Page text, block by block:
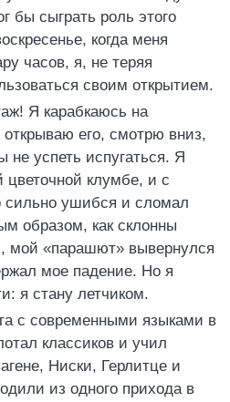
бы сыграть роль этого
когда меня
часов, я, не теряя
своим открытием.
Я карабкаюсь на
открываю его, смотрю вниз,
успеть испугаться. Я
цветочной клумбе, и с
сильно ушибся и сломал
образом, как склонны
мой «парашют» вывернулся
мое падение. Но я
я стану летчиком.
с современными языками в
классиков и учил
Ниски, Герлитце и
из одного прихода в